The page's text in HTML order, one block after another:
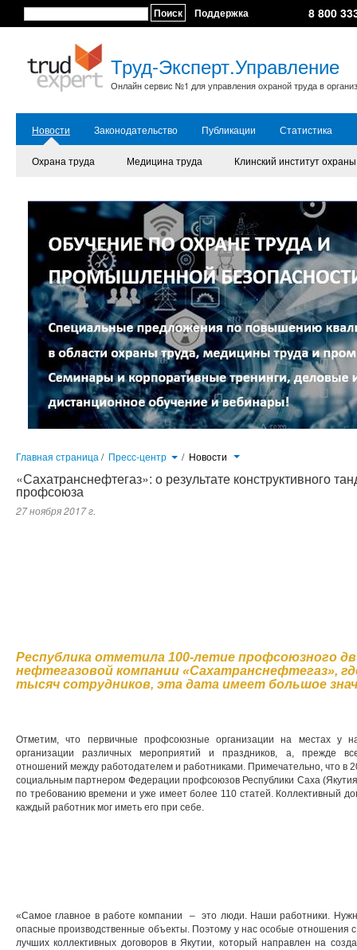
Поиск Поддержка 8 800
Труд-Эксперт.Управление
Онлайн сервис №1 для управления охраной труда в
Новости Законодательство Публикации Статистика
Охрана труда Медицина труда Клинский институт
Главная страница / Пресс-центр / Новости
«Сахатранснефтегаз»: о результате конструктивного
профсоюза
27 ноября 2017 г.
Республика отметила 100-летие профсоюзного
нефтегазовой компании «Сахатранснефтегаз»,
тысяч сотрудников, эта дата имеет большое
Отметим, что первичные профсоюзные организации на местах у
организации различных мероприятий и праздников, а, прежде
отношений между работодателем и работниками. Примечательно, что в
социальным партнером Федерации профсоюзов Республики Саха
по требованию времени и уже имеет более 110 статей. Коллективный
каждый работник мог иметь его при себе.
«Самое главное в работе компании – это люди. Наши работники.
опасные производственные объекты. Поэтому у нас особые отношения с
лучших коллективных договоров в Якутии, который направлен на